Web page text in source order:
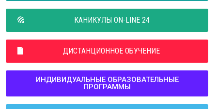
КАНИКУЛЫ ON-LINE 24
ДИСТАНЦИОННОЕ ОБУЧЕНИЕ
ИНДИВИДУАЛЬНЫЕ ОБРАЗОВАТЕЛЬНЫЕ
ПРОГРАММЫ